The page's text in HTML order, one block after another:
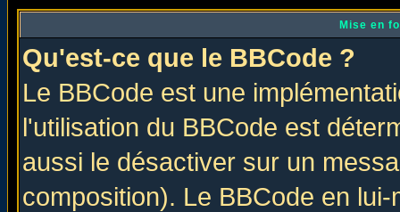
Mise en
Qu'est-ce que le BBCode ?
Le BBCode est une
l'utilisation du BBCode est
aussi le désactiver sur un
composition). Le BBCode en